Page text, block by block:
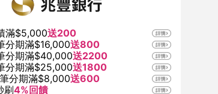
滿$5,000送200
分期滿$16,000送800
分期滿$40,000送2200
分期滿$25,000送1800
分期滿$8,000送600
刷4%回饋